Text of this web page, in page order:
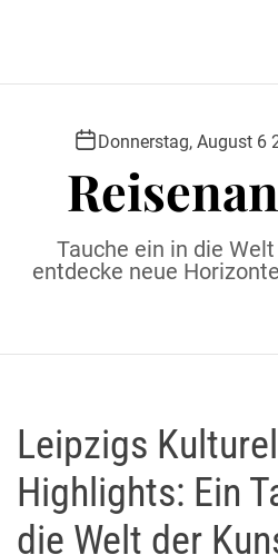
Donnerstag, August 6
Tauche ein in die
entdecke neue
Leipzigs
Highlights: Ein
die Welt der